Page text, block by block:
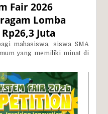
Fair 2026
Lomba
Juta
mahasiswa, siswa SMA
yang memiliki minat di